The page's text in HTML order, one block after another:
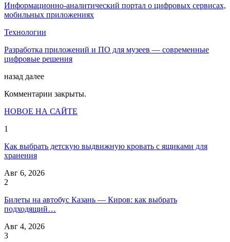
Информационно-аналитический портал о цифровых сервисах,
мобильных приложениях
Технологии
Разработка приложений и ПО для музеев — современные
цифровые решения
назад далее
Комментарии закрыты.
НОВОЕ НА САЙТЕ
1
Как выбрать детскую выдвижную кровать с ящиками для
хранения
Авг 6, 2026
2
Билеты на автобус Казань — Киров: как выбрать
подходящий…
Авг 4, 2026
3